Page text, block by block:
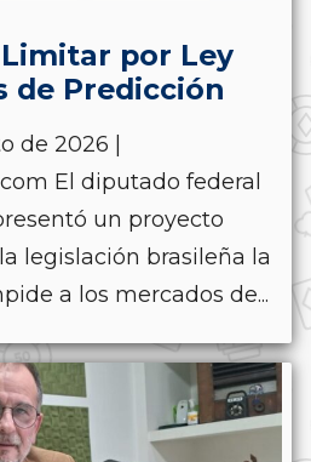
por Ley
de Predicción
de 2026 |
El diputado federal
un proyecto
legislación brasileña la
a los mercados de...